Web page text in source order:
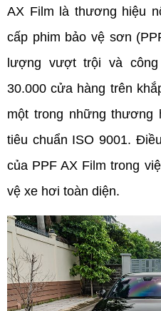
AX Film là thương hiệu
cấp phim bảo vệ sơn
lượng vượt trội và
30.000 cửa hàng trên
một trong những
tiêu chuẩn ISO 9001.
của PPF AX Film trong
vệ xe hơi toàn diện.